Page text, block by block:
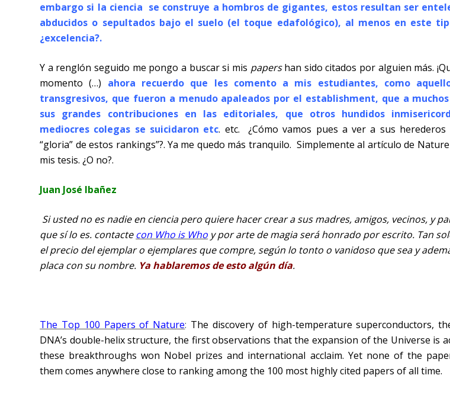
embargo si la ciencia se construye a hombros de gigantes, estos resultan ser
abducidos o sepultados bajo el suelo (el toque edafológico), al menos en este
¿excelencia?.
Y a renglón seguido me pongo a buscar si mis papershan sido citados por alguien más.
momento (…) ahora recuerdo que les comento a mis estudiantes, como
transgresivos, que fueron a menudo apaleados por el establishment, que a
sus grandes contribuciones en las editoriales, que otros hundidos
mediocres colegas se suicidaron etc. etc.
¿Cómo vamos pues a ver a sus
“gloria” de estos rankings”?. Ya me quedo más tranquilo. Simplemente al artículo de
mis tesis. ¿O no?.
Juan José Ibañez
Si usted no es nadie en ciencia pero quiere hacer crear a sus madres, amigos, vecinos, y
que sí lo es. contactecon Who is Who y por arte de magia será honrado por escrito. Tan
el precio del ejemplar o ejemplares que compre, según lo tonto o vanidoso que sea y
placa con su nombre. Ya hablaremos de esto algún día.
The Top 100 Papers of Nature: The discovery of high-temperature superconductors,
DNA’s double-helix structure, the first observations that the expansion of the Universe is
these breakthroughs won Nobel prizes and international acclaim. Yet none of the
them comes anywhere close to ranking among the 100 most highly cited papers of all time.